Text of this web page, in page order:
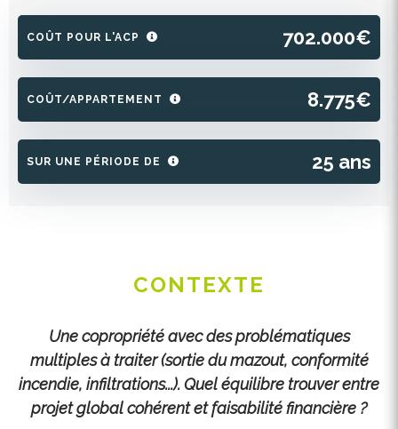
COÛT POUR L'ACP 702.000€
COÛT/APPARTEMENT 8.775€
SUR UNE PÉRIODE DE 25 ans
CONTEXTE
Une copropriété avec des problématiques
multiples à traiter (sortie du mazout, conformité
incendie, infiltrations...). Quel équilibre trouver entre
projet global cohérent et faisabilité financière ?